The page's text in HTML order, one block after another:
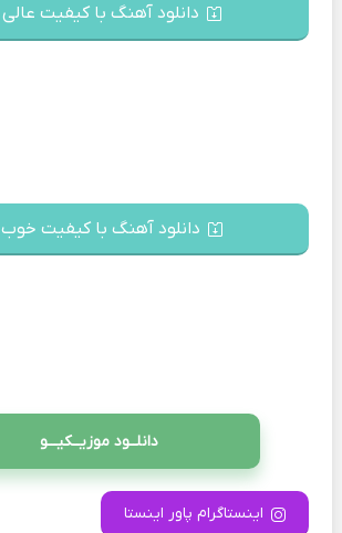
دانلود آهنگ با کیفیت عالی 320
دانلود آهنگ با کیفیت خوب 128
دانلــود موزیــکیـــو
اینستاگرام پاور اینستا